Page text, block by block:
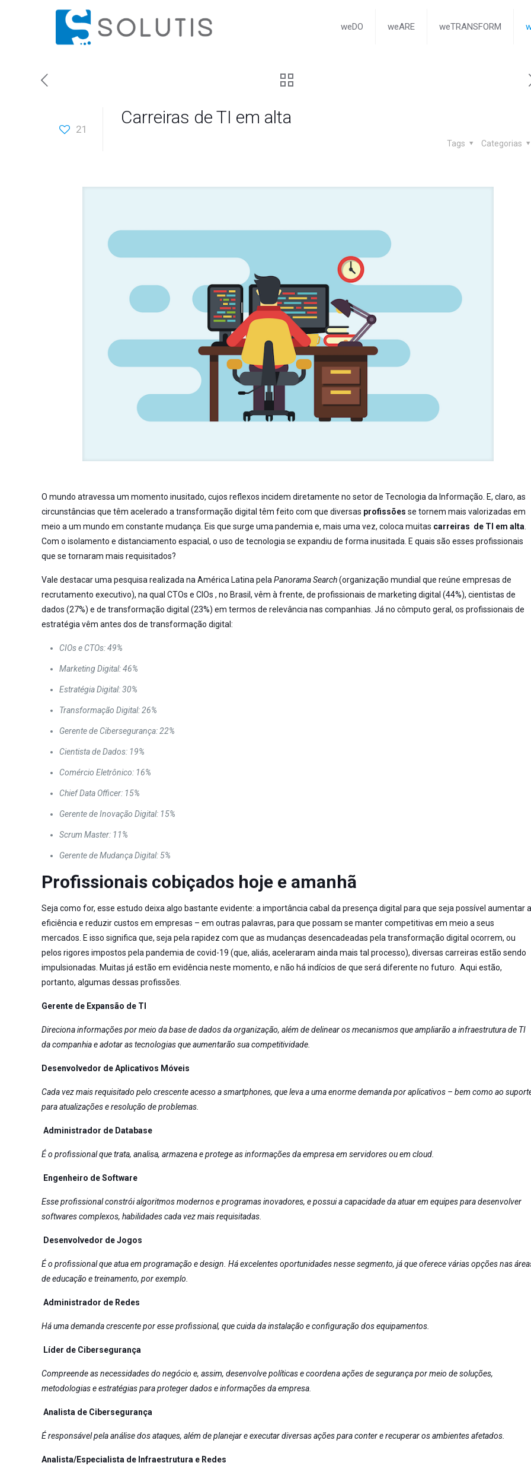
weDO weARE weTRANSFORM
21
Carreiras de TI em alta
Categorias
Tags
O mundo atravessa um momento inusitado, cujos reflexos incidem diretamente no setor de Tecnologia da Informação. E, claro, as
circunstâncias que têm acelerado a transformação digital têm feito com que diversas profissões se tornem mais valorizadas em
meio a um mundo em constante mudança. Eis que surge uma pandemia e, mais uma vez, coloca muitas carreiras de TI em alta
Com o isolamento e distanciamento espacial, o uso de tecnologia se expandiu de forma inusitada. E quais são esses profissionais
que se tornaram mais requisitados?
Vale destacar uma pesquisa realizada na América Latina pelaPanorama Search(organização mundial que reúne empresas de
recrutamento executivo), na qual CTOs e CIOs , no Brasil, vêm à frente, de profissionais de marketing digital (44%), cientistas de
dados (27%) e de transformação digital (23%) em termos de relevância nas companhias. Já no cômputo geral, os profissionais de
estratégia vêm antes dos de transformação digital:
CIOs e CTOs: 49%
Marketing Digital: 46%
Estratégia Digital: 30%
Transformação Digital: 26%
Gerente de Cibersegurança: 22%
Cientista de Dados: 19%
Comércio Eletrônico: 16%
Chief Data Officer: 15%
Gerente de Inovação Digital: 15%
Scrum Master: 11%
Gerente de Mudança Digital: 5%
Profissionais cobiçados hoje e amanhã
Seja como for, esse estudo deixa algo bastante evidente: a importância cabal da presença digital para que seja possível aumentar
eficiência e reduzir custos em empresas – em outras palavras, para que possam se manter competitivas em meio a seus
mercados. E isso significa que, seja pela rapidez com que as mudanças desencadeadas pela transformação digital ocorrem, ou
pelos rigores impostos pela pandemia de covid-19 (que, aliás, aceleraram ainda mais tal processo), diversas carreiras estão sendo
impulsionadas. Muitas já estão em evidência neste momento, e não há indícios de que será diferente no futuro. Aqui estão,
portanto, algumas dessas profissões.
Gerente de Expansão de TI
Direciona informações por meio da base de dados da organização, além de delinear os mecanismos que ampliarão a infraestrutura de TI
da companhia e adotar as tecnologias que aumentarão sua competitividade.
Desenvolvedor de Aplicativos Móveis
Cada vez mais requisitado pelo crescente acesso a smartphones, que leva a uma enorme demanda por aplicativos – bem como ao
para atualizações e resolução de problemas.
Administrador de Database
É o profissional que trata, analisa, armazena e protege as informações da empresa em servidores ou em cloud.
Engenheiro de Software
Esse profissional constrói algoritmos modernos e programas inovadores, e possui a capacidade da atuar em equipes para desenvolver
softwares complexos, habilidades cada vez mais requisitadas.
Desenvolvedor de Jogos
É o profissional que atua em programação e design. Há excelentes oportunidades nesse segmento, já que oferece várias opções nas
de educação e treinamento, por exemplo.
Administrador de Redes
Há uma demanda crescente por esse profissional, que cuida da instalação e configuração dos equipamentos.
Líder de Cibersegurança
Compreende as necessidades do negócio e, assim, desenvolve políticas e coordena ações de segurança por meio de soluções,
metodologias e estratégias para proteger dados e informações da empresa.
Analista de Cibersegurança
É responsável pela análise dos ataques, além de planejar e executar diversas ações para conter e recuperar os ambientes afetados.
Analista/Especialista de Infraestrutura e Redes